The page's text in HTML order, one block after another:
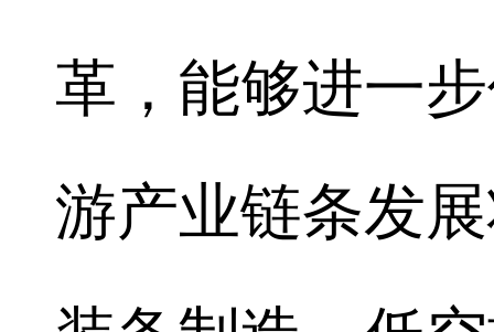
革，能够进一
游产业链条发